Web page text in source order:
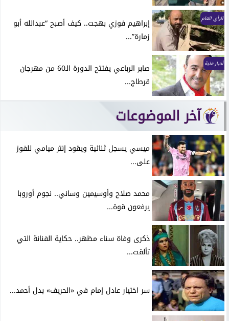
الرأي العام
إبراهيم فوزي بهجت.. كيف أصبح “عبدالله أبو
زمارة”...
أخبار فنية
صابر الرباعي يفتتح الدورة الـ60 من مهرجان
قرطاج...
آخر الموضوعات
ميسي يسجل ثنائية ويقود إنتر ميامي للفوز
على...
محمد صلاح وأوسيمين وساني.. نجوم أوروبا
يرفعون قوة...
ذكرى وفاة سناء مظهر.. حكاية الفنانة التي
تألقت...
سر اختيار عادل إمام في «الحريف» بدل أحمد...